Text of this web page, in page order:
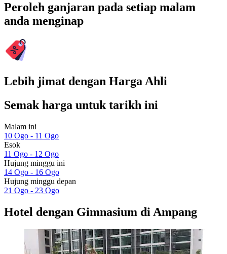
Peroleh ganjaran pada setiap malam
anda menginap
Lebih jimat dengan Harga Ahli
Semak harga untuk tarikh ini
Malam ini
10 Ogo - 11 Ogo
Esok
11 Ogo - 12 Ogo
Hujung minggu ini
14 Ogo - 16 Ogo
Hujung minggu depan
21 Ogo - 23 Ogo
Hotel dengan Gimnasium di Ampang